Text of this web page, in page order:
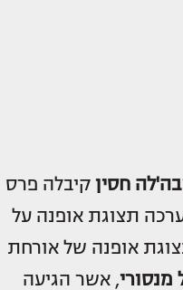
חסין קיבלה פרס
תצוגת אופנה על
אופנה של אורחת
מנסורי, אשר הגיעה